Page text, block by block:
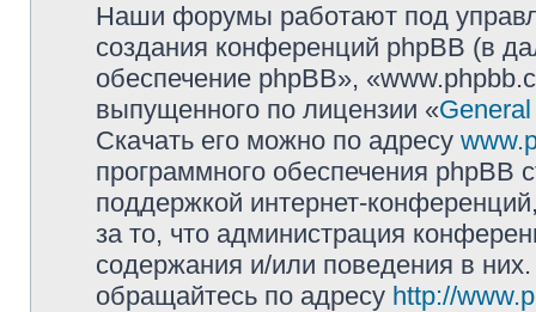
Наши форумы работают под
создания конференций phpBB (в
обеспечение phpBB»,
выпущенного по лицензии «
Скачать его можно по адресу
программного обеспечения phpBB
поддержкой интернет-
за то, что администрация
содержания и/или поведения в
обращайтесь по адресу http://